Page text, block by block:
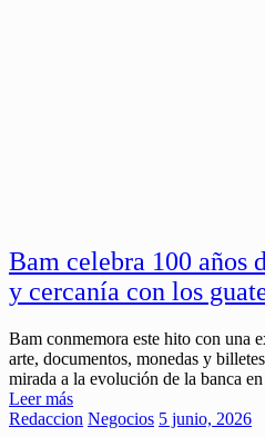
Bam celebra 100 años
y cercanía con los
Bam conmemora este hito con una
arte, documentos, monedas y
mirada a la evolución de la banca
Leer más
Redaccion Negocios 5 junio, 2026